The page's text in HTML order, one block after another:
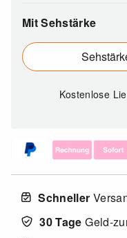
Mit Sehstärke
Kostenlose
Schneller
30 Tage Geld-